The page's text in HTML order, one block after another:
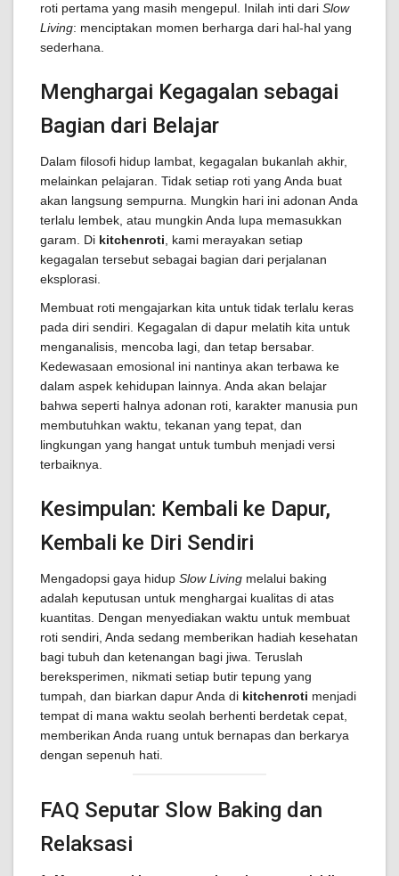
roti pertama yang masih mengepul. Inilah inti dari Slow
Living: menciptakan momen berharga dari hal-hal yang
sederhana.
Menghargai Kegagalan sebagai
Bagian dari Belajar
Dalam filosofi hidup lambat, kegagalan bukanlah akhir,
melainkan pelajaran. Tidak setiap roti yang Anda buat
akan langsung sempurna. Mungkin hari ini adonan Anda
terlalu lembek, atau mungkin Anda lupa memasukkan
garam. Di kitchenroti , kami merayakan setiap
kegagalan tersebut sebagai bagian dari perjalanan
eksplorasi.
Membuat roti mengajarkan kita untuk tidak terlalu keras
pada diri sendiri. Kegagalan di dapur melatih kita untuk
menganalisis, mencoba lagi, dan tetap bersabar.
Kedewasaan emosional ini nantinya akan terbawa ke
dalam aspek kehidupan lainnya. Anda akan belajar
bahwa seperti halnya adonan roti, karakter manusia pun
membutuhkan waktu, tekanan yang tepat, dan
lingkungan yang hangat untuk tumbuh menjadi versi
terbaiknya.
Kesimpulan: Kembali ke Dapur,
Kembali ke Diri Sendiri
Mengadopsi gaya hidup Slow Living melalui baking
adalah keputusan untuk menghargai kualitas di atas
kuantitas. Dengan menyediakan waktu untuk membuat
roti sendiri, Anda sedang memberikan hadiah kesehatan
bagi tubuh dan ketenangan bagi jiwa. Teruslah
bereksperimen, nikmati setiap butir tepung yang
tumpah, dan biarkan dapur Anda di kitchenroti menjadi
tempat di mana waktu seolah berhenti berdetak cepat,
memberikan Anda ruang untuk bernapas dan berkarya
dengan sepenuh hati.
FAQ Seputar Slow Baking dan
Relaksasi